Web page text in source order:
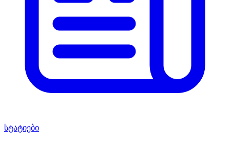
სტატიები